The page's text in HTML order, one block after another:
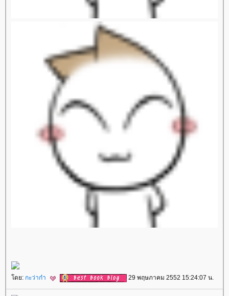
ดย: กะว่าก๋า 29 พฤษภาคม 2552 15:24:07 น.